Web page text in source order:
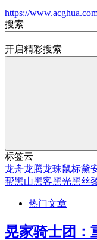
https://
搜索
开启精彩搜索
标签云
龙舟龙腾龙珠鼠标黛
帮黑山黑客黑光黑丝
热门文章
晃家骑士团：